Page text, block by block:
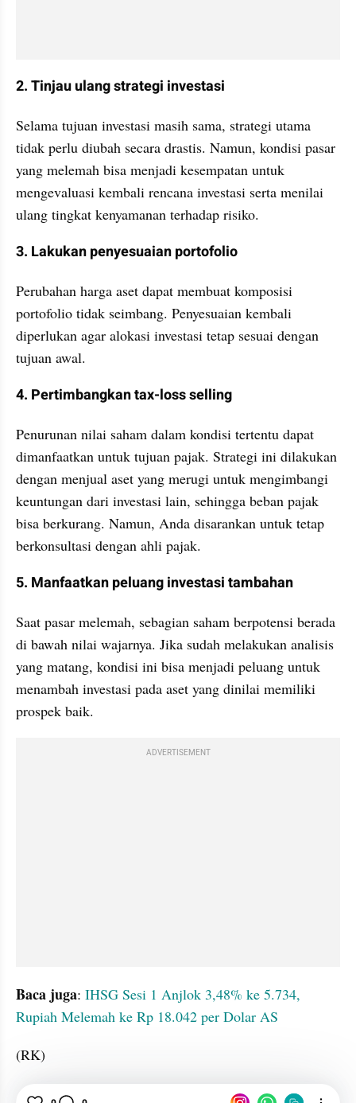
2. Tinjau ulang strategi investasi
Selama tujuan investasi masih sama, strategi utama
tidak perlu diubah secara drastis. Namun, kondisi pasar
yang melemah bisa menjadi kesempatan untuk
mengevaluasi kembali rencana investasi serta menilai
ulang tingkat kenyamanan terhadap risiko.
3. Lakukan penyesuaian portofolio
Perubahan harga aset dapat membuat komposisi
portofolio tidak seimbang. Penyesuaian kembali
diperlukan agar alokasi investasi tetap sesuai dengan
tujuan awal.
4. Pertimbangkan tax-loss selling
Penurunan nilai saham dalam kondisi tertentu dapat
dimanfaatkan untuk tujuan pajak. Strategi ini dilakukan
dengan menjual aset yang merugi untuk mengimbangi
keuntungan dari investasi lain, sehingga beban pajak
bisa berkurang. Namun, Anda disarankan untuk tetap
berkonsultasi dengan ahli pajak.
5. Manfaatkan peluang investasi tambahan
Saat pasar melemah, sebagian saham berpotensi berada
di bawah nilai wajarnya. Jika sudah melakukan analisis
yang matang, kondisi ini bisa menjadi peluang untuk
menambah investasi pada aset yang dinilai memiliki
prospek baik.
ADVERTISEMENT
Baca juga: IHSG Sesi 1 Anjlok 3,48% ke 5.734,
Rupiah Melemah ke Rp 18.042 per Dolar AS
(RK)